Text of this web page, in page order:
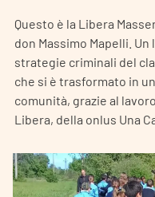
Questo è la Libera
don Massimo Mapelli.
strategie criminali del
che si è trasformato in
comunità, grazie al
Libera, della onlus Una